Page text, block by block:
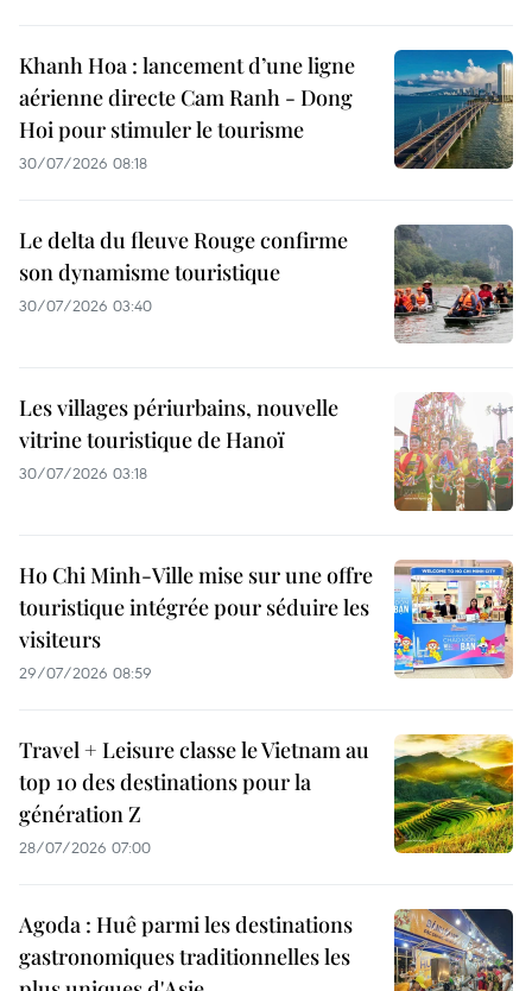
Khanh Hoa : lancement d’une ligne
aérienne directe Cam Ranh - Dong
Hoi pour stimuler le tourisme
30/07/2026 08:18
Le delta du fleuve Rouge confirme
son dynamisme touristique
30/07/2026 03:40
Les villages périurbains, nouvelle
vitrine touristique de Hanoï
30/07/2026 03:18
Ho Chi Minh-Ville mise sur une offre
touristique intégrée pour séduire les
visiteurs
29/07/2026 08:59
Travel + Leisure classe le Vietnam au
top 10 des destinations pour la
génération Z
28/07/2026 07:00
Agoda : Huê parmi les destinations
gastronomiques traditionnelles les